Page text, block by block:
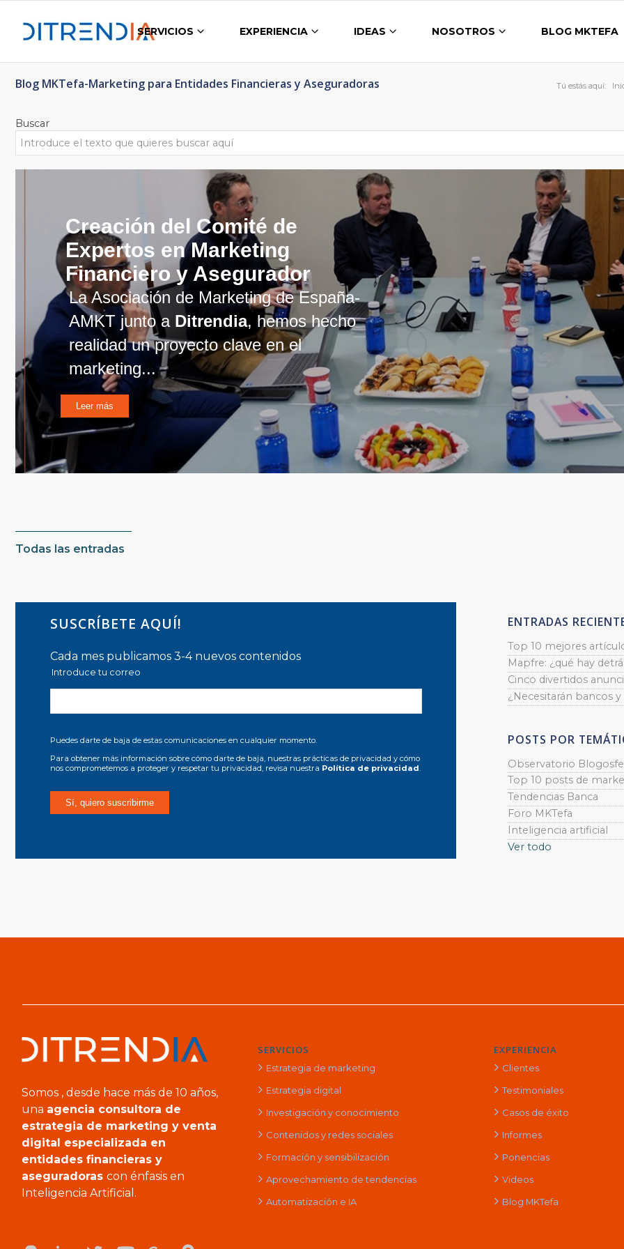
SERVICIOS EXPERIENCIA IDEAS NOSOTROS BLOG MKTEFA
Blog MKTefa-Marketing para Entidades Financieras y Aseguradoras Tú estás aquí:
Buscar
Creación del Comité de
Expertos en Marketing
Financiero y Asegurador
La Asociación de Marketing de España-
AMKT junto a Ditrendia, hemos hecho
realidad un proyecto clave en el
marketing...
Leer más
Todas las entradas
SUSCRÍBETE AQUÍ!
Cada mes publicamos 3-4 nuevos contenidos
Introduce tu correo
Puedes darte de baja de estas comunicaciones en cualquier momento.
Para obtener más información sobre cómo darte de baja, nuestras prácticas de privacidad y cómo
nos comprometemos a proteger y respetar tu privacidad, revisa nuestra Política de privacidad
ENTRADAS
Top 10 mejores
Mapfre: ¿qué hay
Cinco divertidos
¿Necesitarán bancos
POSTS POR
Observatorio
Top 10 posts de
Tendencias Banca
Foro MKTefa
Inteligencia artificial
Ver todo
Somos , desde hace más de 10 años,
una agencia consultora de
estrategia de marketing y venta
digital especializada en
entidades financieras y
aseguradorascon énfasis en
Inteligencia Artificial.
SERVICIOS
Estrategia de marketing
Estrategia digital
Investigación y conocimiento
Contenidos y redes sociales
Formación y sensibilización
Aprovechamiento de tendencias
Automatización e IA
EXPERIENCIA
Clientes
Testimoniales
Casos de éxito
Informes
Ponencias
Videos
Blog MKTefa